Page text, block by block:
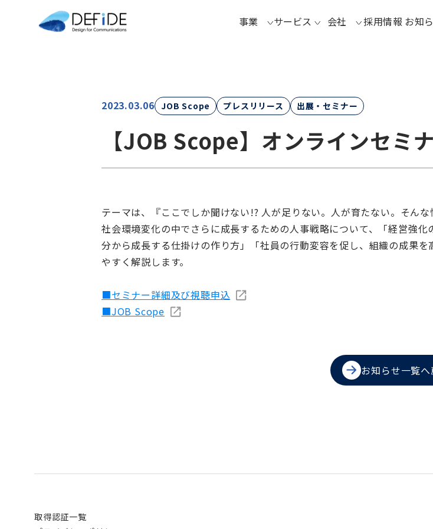
事業 サービス 会社 採用情報 お知
2023.03.06 JOB Scope プレスリリース 出展・セミナー
【JOB Scope】オンラインセミ
テーマは、『ここでしか聞けない!? 人が足りない。人が育たない。そんな
社会環境変化の中でさらに成長するための人事戦略について、「経営強
分から成長する仕掛けの作り方」「社員の行動変容を促し、組織の成果
やすく解説します。
■セミナー詳細及び視聴申込
■JOB Scope
お知らせ一覧へ
取得認証一覧